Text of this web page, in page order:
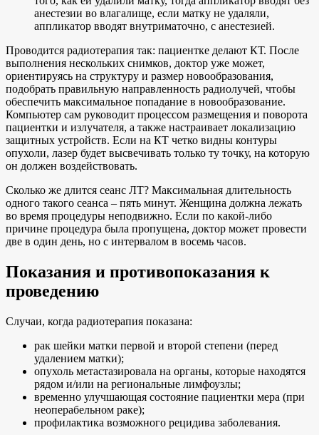
анестезии во влагалище, если матку не удаляли,
аппликатор вводят внутриматочно, с анестезией.
Проводится радиотерапия так: пациентке делают КТ. После
выполнения нескольких снимков, доктор уже может,
ориентируясь на структуру и размер новообразования,
подобрать правильную направленность радиолучей, чтобы
обеспечить максимальное попадание в новообразование.
Компьютер сам руководит процессом размещения и поворота
пациентки и излучателя, а также настраивает локализацию
защитных устройств. Если на КТ четко видны контуры
опухоли, лазер будет высвечивать только ту точку, на которую
он должен воздействовать.
Сколько же длится сеанс ЛТ? Максимальная длительность
одного такого сеанса – пять минут. Женщина должна лежать
во время процедуры неподвижно. Если по какой-либо
причине процедура была пропущена, доктор может провести
две в один день, но с интервалом в восемь часов.
Показания и противопоказания к
проведению
Случаи, когда радиотерапия показана:
рак шейки матки первой и второй степени (перед
удалением матки);
опухоль метастазировала на органы, которые находятся
рядом и/или на региональные лимфоузлы;
временно улучшающая состояние пациентки мера (при
неоперабельном раке);
профилактика возможного рецидива заболевания.